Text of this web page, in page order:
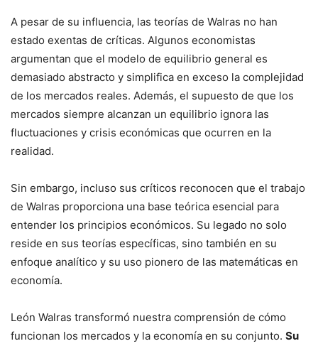
A pesar de su influencia, las teorías de Walras no han
estado exentas de críticas. Algunos economistas
argumentan que el modelo de equilibrio general es
demasiado abstracto y simplifica en exceso la complejidad
de los mercados reales. Además, el supuesto de que los
mercados siempre alcanzan un equilibrio ignora las
fluctuaciones y crisis económicas que ocurren en la
realidad.
Sin embargo, incluso sus críticos reconocen que el trabajo
de Walras proporciona una base teórica esencial para
entender los principios económicos. Su legado no solo
reside en sus teorías específicas, sino también en su
enfoque analítico y su uso pionero de las matemáticas en
economía.
León Walras transformó nuestra comprensión de cómo
funcionan los mercados y la economía en su conjunto. Su